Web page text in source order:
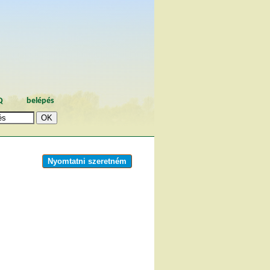
belépés
Nyomtatni szeretném